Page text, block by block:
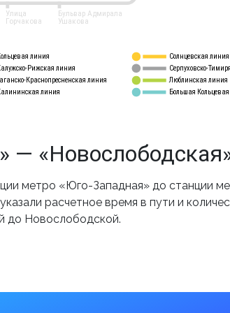
линия
Рижская линия
Краснопресненская линия
линия
Солнцевская линия
Серпуховско-
Люблинская линия
Большая
Бульвар Адмирала
Ушакова
Улица
Горчакова
метро «Юго-Западная» до станции
расчетное время в пути и
до Новослободской.